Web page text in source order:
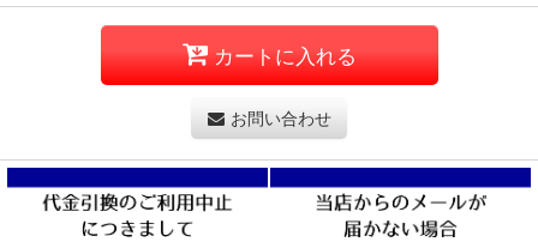
カートに入れる
お問い合わせ